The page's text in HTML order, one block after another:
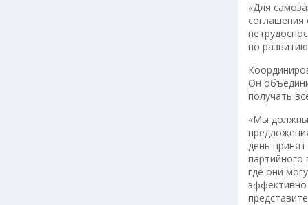
«Для
по
Он
получать
«Мы должны
день
партийного
где они